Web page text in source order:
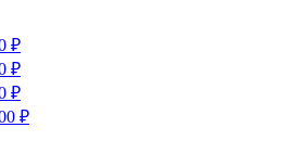
₽
₽
₽
₽